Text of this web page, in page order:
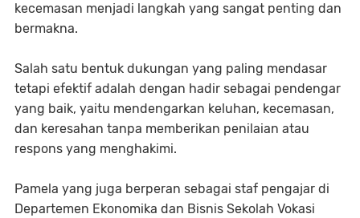
kecemasan menjadi langkah yang sangat penting dan
bermakna.
Salah satu bentuk dukungan yang paling mendasar
tetapi efektif adalah dengan hadir sebagai pendengar
yang baik, yaitu mendengarkan keluhan, kecemasan,
dan keresahan tanpa memberikan penilaian atau
respons yang menghakimi.
Pamela yang juga berperan sebagai staf pengajar di
Departemen Ekonomika dan Bisnis Sekolah Vokasi